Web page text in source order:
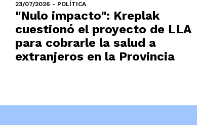
23/07/2026 - POLÍTICA
"Nulo impacto": Kreplak
cuestionó el proyecto de LLA
para cobrarle la salud a
extranjeros en la Provincia